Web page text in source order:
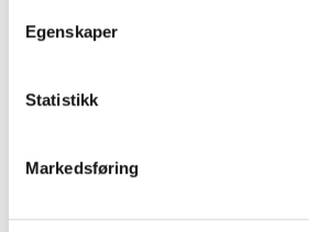
Egenskaper
Statistikk
Markedsføring
Antje D. Gross-Benberg,
frem viktigheten av et godt samspill
-Samhandlingsprosessen var preget
Arkitektene imøtekom våre ønsker